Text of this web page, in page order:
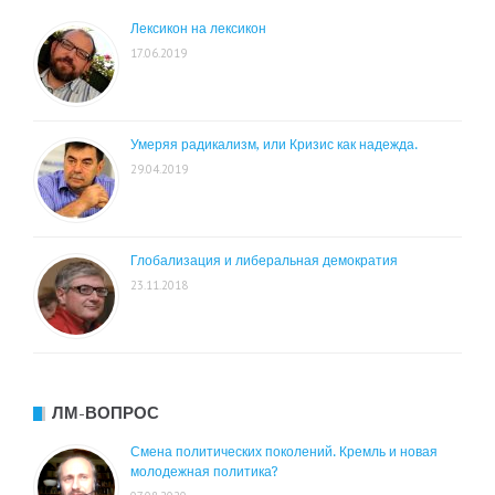
Лексикон на лексикон
17.06.2019
Умеряя радикализм, или Кризис как надежда.
29.04.2019
Глобализация и либеральная демократия
23.11.2018
ЛМ-ВОПРОС
Смена политических поколений. Кремль и новая
молодежная политика?